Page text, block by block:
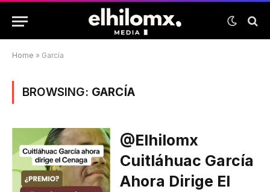
Home » García
BROWSING: GARCÍA
@elhilomx
Cuitláhuac García
Ahora Dirige El